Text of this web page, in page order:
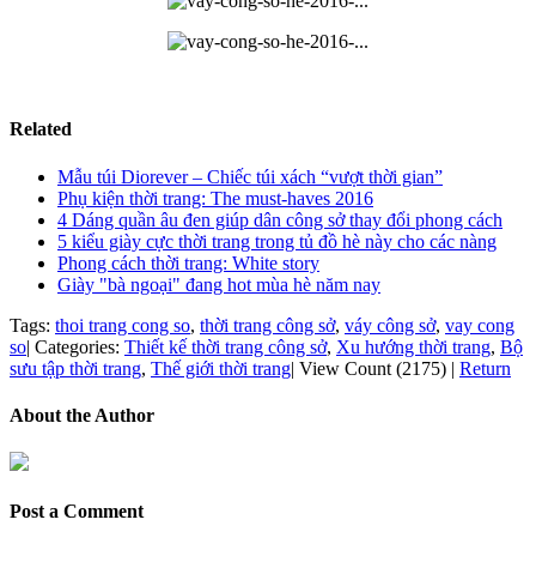
Related
Mẫu túi Diorever – Chiếc túi xách “vượt thời gian”
Phụ kiện thời trang: The must-haves 2016
4 Dáng quần âu đen giúp dân công sở thay đổi phong cách
5 kiểu giày cực thời trang trong tủ đồ hè này cho các nàng
Phong cách thời trang: White story
Giày "bà ngoại" đang hot mùa hè năm nay
Tags: thoi trang cong so, thời trang công sở, váy công sở, vay cong
so| Categories: Thiết kế thời trang công sở, Xu hướng thời trang, Bộ
sưu tập thời trang, Thế giới thời trang| View Count (2175) | Return
About the Author
Post a Comment